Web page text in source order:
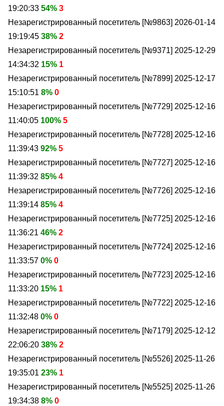
19:20:33 54% 3
Незарегистрированный посетитель [№9863] 2026-01-14
19:19:45 38% 2
Незарегистрированный посетитель [№9371] 2025-12-29
14:34:32 15% 1
Незарегистрированный посетитель [№7899] 2025-12-17
15:10:51 8% 0
Незарегистрированный посетитель [№7729] 2025-12-16
11:40:05 100% 5
Незарегистрированный посетитель [№7728] 2025-12-16
11:39:43 92% 5
Незарегистрированный посетитель [№7727] 2025-12-16
11:39:32 85% 4
Незарегистрированный посетитель [№7726] 2025-12-16
11:39:14 85% 4
Незарегистрированный посетитель [№7725] 2025-12-16
11:36:21 46% 2
Незарегистрированный посетитель [№7724] 2025-12-16
11:33:57 0% 0
Незарегистрированный посетитель [№7723] 2025-12-16
11:33:20 15% 1
Незарегистрированный посетитель [№7722] 2025-12-16
11:32:48 0% 0
Незарегистрированный посетитель [№7179] 2025-12-12
22:06:20 38% 2
Незарегистрированный посетитель [№5526] 2025-11-26
19:35:01 23% 1
Незарегистрированный посетитель [№5525] 2025-11-26
19:34:38 8% 0